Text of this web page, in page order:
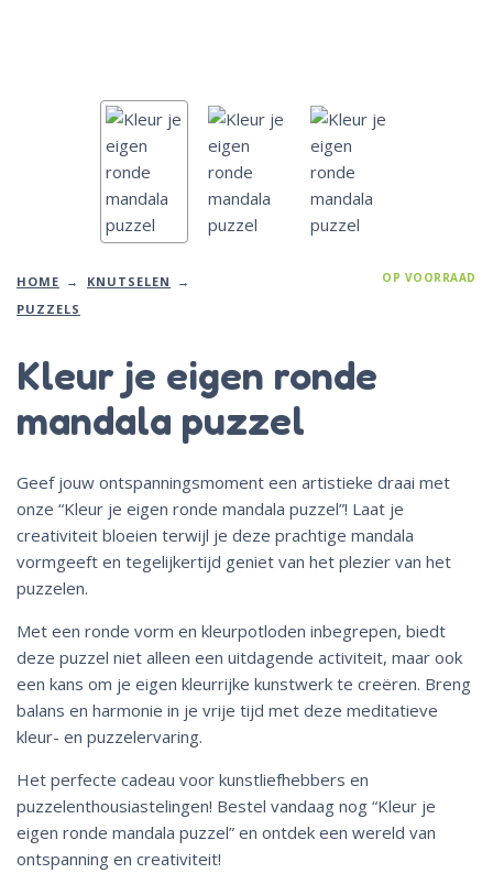
HOME
KNUTSELEN
PUZZELS
OP VOORRAAD
Kleur je eigen ronde
mandala puzzel
Geef jouw ontspanningsmoment een artistieke draai met
onze “Kleur je eigen ronde mandala puzzel”! Laat je
creativiteit bloeien terwijl je deze prachtige mandala
vormgeeft en tegelijkertijd geniet van het plezier van het
puzzelen.
Met een ronde vorm en kleurpotloden inbegrepen, biedt
deze puzzel niet alleen een uitdagende activiteit, maar ook
een kans om je eigen kleurrijke kunstwerk te creëren. Breng
balans en harmonie in je vrije tijd met deze meditatieve
kleur- en puzzelervaring.
Het perfecte cadeau voor kunstliefhebbers en
puzzelenthousiastelingen! Bestel vandaag nog “Kleur je
eigen ronde mandala puzzel” en ontdek een wereld van
ontspanning en creativiteit!